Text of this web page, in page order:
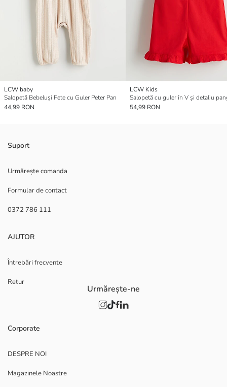
LCW baby
Salopetă Bebeluși Fete cu Guler Peter Pan
44,99 RON
LCW Kids
54,99 RON
Suport
Urmărește comanda
Formular de contact
0372 786 111
AJUTOR
Întrebări frecvente
Retur
Corporate
DESPRE NOI
Magazinele Noastre
Urmărește-ne